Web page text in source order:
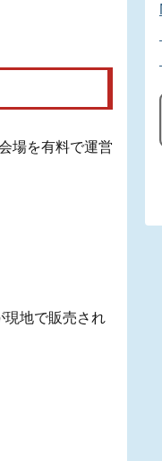
場を有料で運営
地で販売され